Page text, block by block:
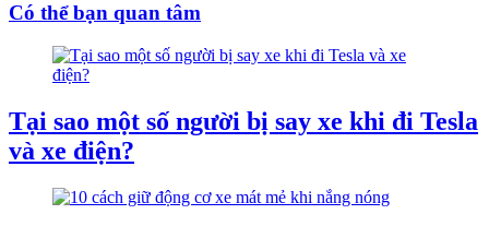
Có thể bạn quan tâm
Tại sao một số người bị say xe khi đi Tesla
và xe điện?